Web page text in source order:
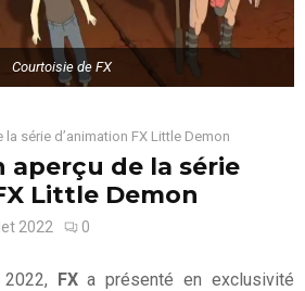
Courtoisie de FX
série d’animation FX Little Demon
aperçu de la série
Little Demon
2022 0
FXa présenté en exclusivité